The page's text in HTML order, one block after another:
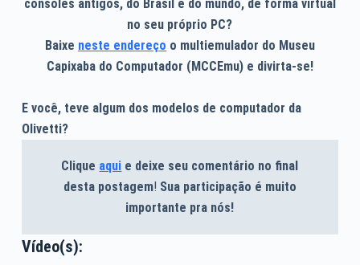
consoles antigos, do Brasil e do mundo, de forma virtual
no seu próprio PC?
Baixe neste endereço o multiemulador do Museu
Capixaba do Computador (MCCEmu) e divirta-se!
E você, teve algum dos modelos de computador da
Olivetti?
Clique aqui e deixe seu comentário no final
desta postagem! Sua participação é muito
importante pra nós!
Vídeo(s):